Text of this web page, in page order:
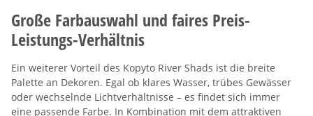
Große Farbauswahl und faires Preis-
Leistungs-Verhältnis
Ein weiterer Vorteil des Kopyto River Shads ist die breite
Palette an Dekoren. Egal ob klares Wasser, trübes Gewässer
oder wechselnde Lichtverhältnisse – es findet sich immer
eine passende Farbe. In Kombination mit dem attraktiven